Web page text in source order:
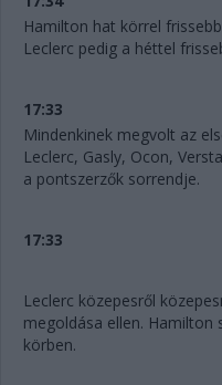
Hamilton hat körrel
Leclerc pedig a héttel
17:33
Mindenkinek megvolt az
Leclerc, Gasly, Ocon,
a pontszerzők sorrendje.
17:33
Leclerc közepesről
megoldása ellen. Hamilton
körben.